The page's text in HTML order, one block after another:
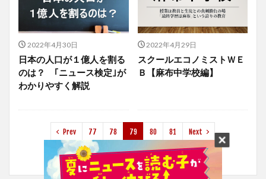
2022年4月30日
日本の人口が１億人を割る
のは？ ｢ニュース検定｣が
わかりやすく解説
2022年4月29日
スクールエコノミストＷＥ
Ｂ【麻布中学校編】
Prev 77 78 79 80 81 Next